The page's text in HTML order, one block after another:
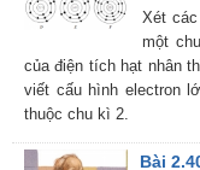
Xét các
một
của điện tích hạt nhân
viết cấu hình electron
thuộc chu kì 2.
Bài